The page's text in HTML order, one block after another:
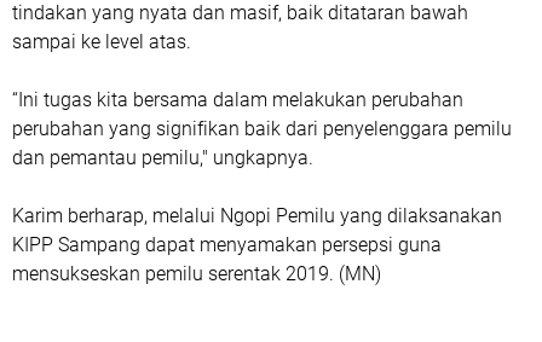
tindakan yang nyata dan masif, baik ditataran bawah
sampai ke level atas.
“Ini tugas kita bersama dalam melakukan perubahan
perubahan yang signifikan baik dari penyelenggara pemilu
dan pemantau pemilu," ungkapnya.
Karim berharap, melalui Ngopi Pemilu yang dilaksanakan
KIPP Sampang dapat menyamakan persepsi guna
mensukseskan pemilu serentak 2019. (MN)